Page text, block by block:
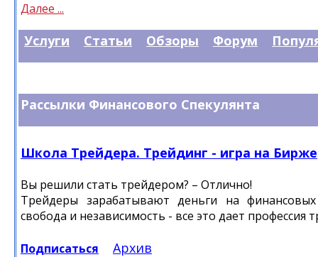
Далее ...
Услуги Статьи Обзоры Форум
Рассылки Финансового Спекулянта
Школа Трейдера. Трейдинг - игра на Бирже
Вы решили стать трейдером? – Отлично!
Трейдеры зарабатывают деньги на
свобода и независимость - все это дает профессия
Подписаться Архив